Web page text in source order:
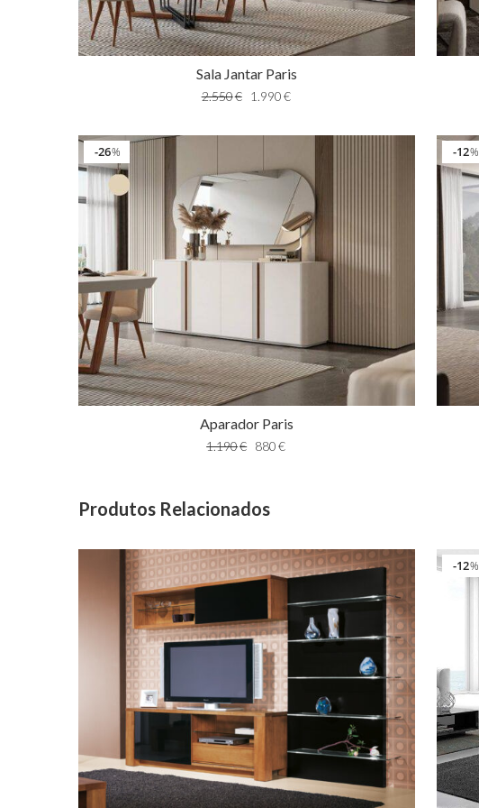
Sala Jantar Paris
2.550€ 1.990€
%
26
Aparador Paris
1.190€ 880€
%
12
Produtos Relacionados
%
12